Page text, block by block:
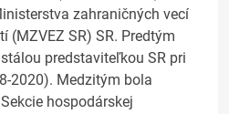
zahraničných vecí
(MZVEZ SR) SR. Predtým
predstaviteľkou SR pri
2020). Medzitým bola
hospodárskej